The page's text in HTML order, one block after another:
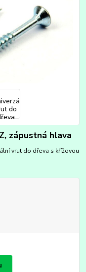
zápustná hlava
vrut do dřeva s křížovou